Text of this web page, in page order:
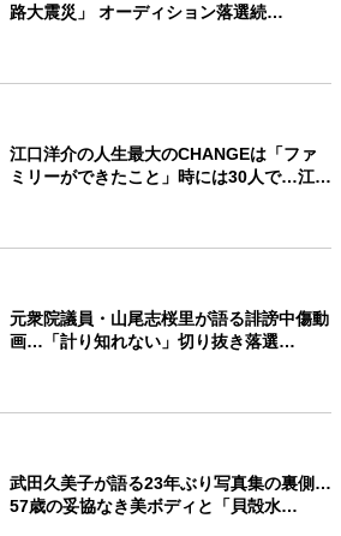
路大震災」 オーディション落選続…
江口洋介の人生最大のCHANGEは「ファ
ミリーができたこと」時には30人で…江…
元衆院議員・山尾志桜里が語る誹謗中傷動
画…「計り知れない」切り抜き落選…
武田久美子が語る23年ぶり写真集の裏側…
57歳の妥協なき美ボディと「貝殻水…